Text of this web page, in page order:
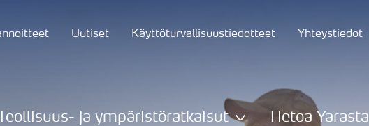
Uutiset Käyttöturvallisuustiedotteet
Yhteystiedot
Teollisuus- ja ympäristöratkaisut Tietoa Yarasta